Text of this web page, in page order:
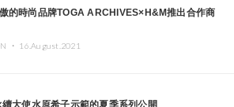
的時尚品牌TOGA ARCHIVES×H&M推出合作商
・ 16.August.2021
續大使水原希子示範的夏季系列公開